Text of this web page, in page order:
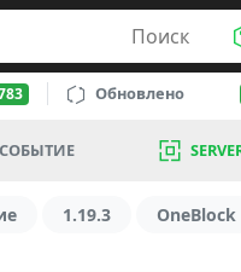
Поиск
Обновлено
СОБЫТИЕ
1.19.3 OneBlock